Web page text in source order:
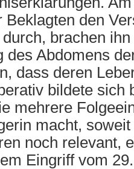
Beklagten den
brachen
des Abdomens
dass deren
bildete sich
mehrere
macht,
noch relevant,
Eingriff vom